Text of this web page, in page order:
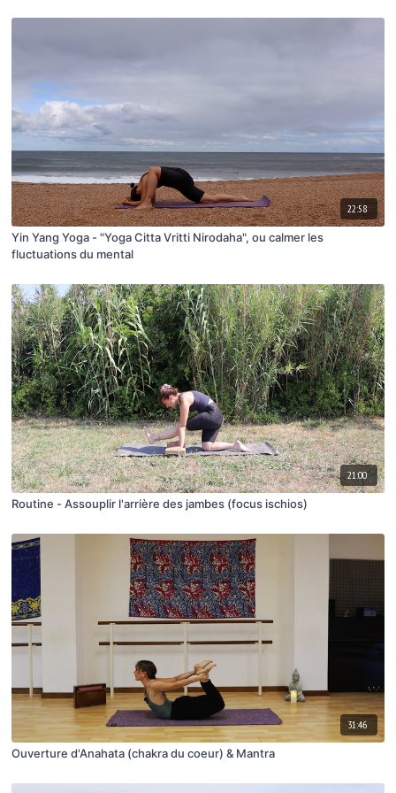
22:58
Yin Yang Yoga - "Yoga Citta Vritti Nirodaha", ou calmer les
fluctuations du mental
21:00
Routine - Assouplir l'arrière des jambes (focus ischios)
31:46
Ouverture d'Anahata (chakra du coeur) & Mantra